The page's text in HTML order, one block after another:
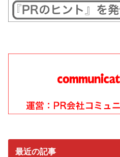
最近の記事